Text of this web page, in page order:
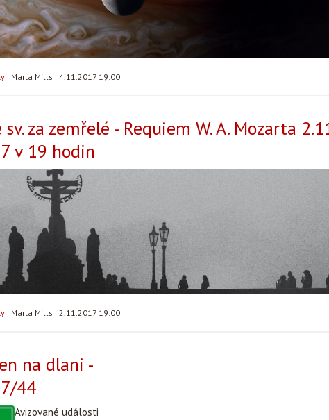
| Marta Mills | 4.11.2017 19:00
sv. za zemřelé - Requiem W. A. Mozarta
v 19 hodin
| Marta Mills | 2.11.2017 19:00
na dlani -
44
Avizované události